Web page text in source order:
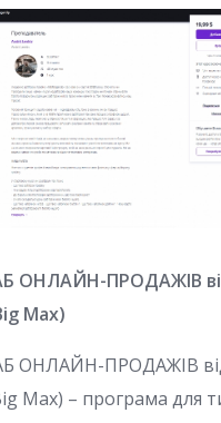
ОНЛАЙН-ПРОДАЖІВ
Max)
ОНЛАЙН-ПРОДАЖІВ
Max) – програма для